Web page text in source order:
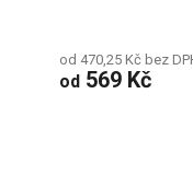
od 470,25 Kč bez
od 569 Kč